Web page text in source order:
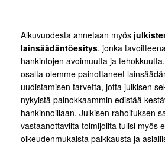
Alkuvuodesta annetaan myös
lainsäädäntöesitys, jonka
hankintojen avoimuutta ja
osalta olemme painottaneet
uudistamisen tarvetta, jotta julkisen
nykyistä painokkaammin edistää
hankinnoillaan. Julkisen rahoituksen
vastaanottavilta toimijoilta tulisi myös
oikeudenmukaista palkkausta ja